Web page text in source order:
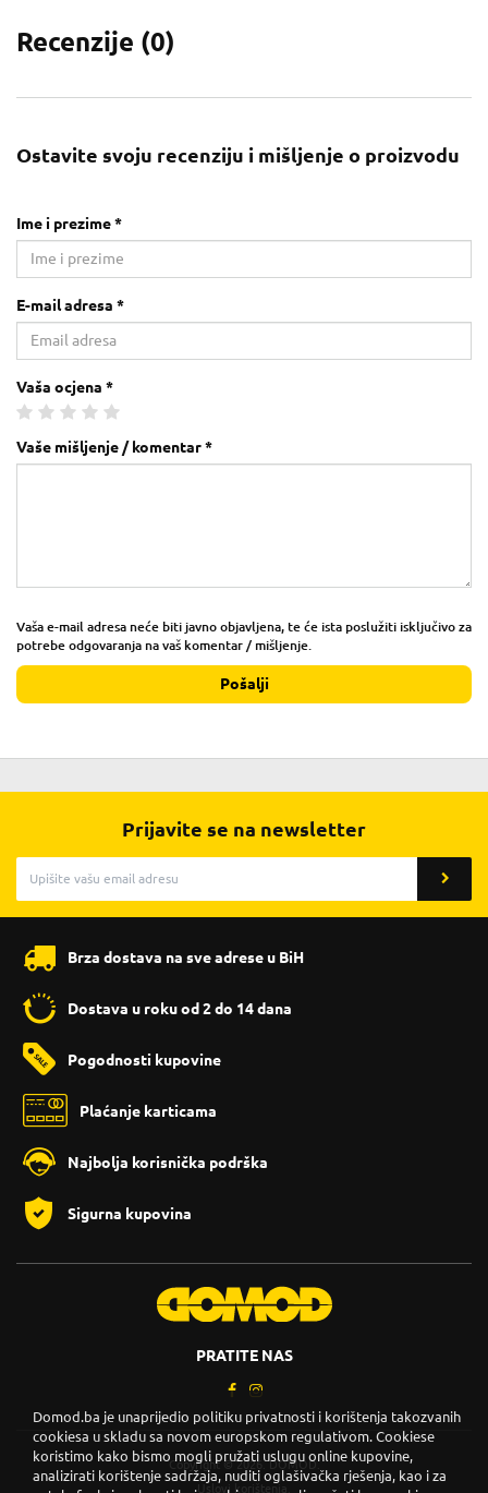
Recenzije (0)
Ostavite svoju recenziju i mišljenje o proizvodu
Ime i prezime *
E-mail adresa *
Vaša ocjena *
Vaše mišljenje / komentar *
Vaša e-mail adresa neće biti javno objavljena, te će ista poslužiti isključivo za
potrebe odgovaranja na vaš komentar / mišljenje.
Pošalji
Prijavite se na newsletter
Brza dostava na sve adrese u BiH
Dostava u roku od 2 do 14 dana
Pogodnosti kupovine
Plaćanje karticama
Najbolja korisnička podrška
Sigurna kupovina
PRATITE NAS
Copyright © 2026. DOMOD.
Uslovi korištenja
Domod.ba je unaprijedio politiku privatnosti i korištenja takozvanih
cookiesa u skladu sa novom europskom regulativom. Cookiese
koristimo kako bismo mogli pružati uslugu online kupovine,
analizirati korištenje sadržaja, nuditi oglašivačka rješenja, kao i za